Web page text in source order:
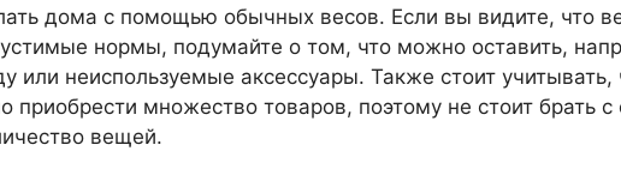
дома с помощью обычных весов. Если вы видите, что
нормы, подумайте о том, что можно оставить,
или неиспользуемые аксессуары. Также стоит учитывать,
приобрести множество товаров, поэтому не стоит брать с
вещей.